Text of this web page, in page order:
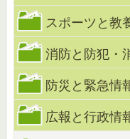
スポーツと教
消防と防犯・
防災と緊急情
広報と行政情